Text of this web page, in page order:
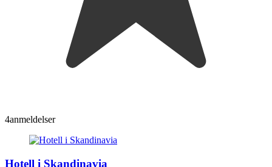
4anmeldelser
Hotell i Skandinavia